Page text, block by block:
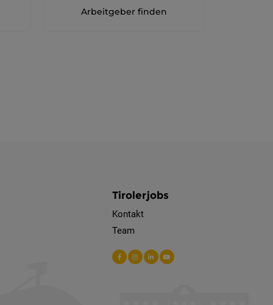
Arbeitgeber finden
Tirolerjobs
Kontakt
Team